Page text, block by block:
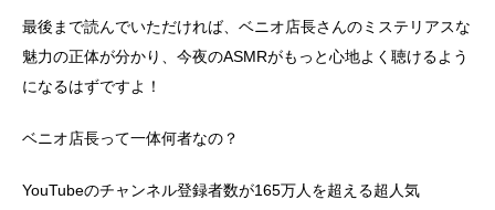
最後まで読んでいただければ、ベニオ店長さんのミステリアスな
魅力の正体が分かり、今夜のASMRがもっと心地よく聴けるよう
になるはずですよ！
ベニオ店長って一体何者なの？
YouTubeのチャンネル登録者数が165万人を超える超人気